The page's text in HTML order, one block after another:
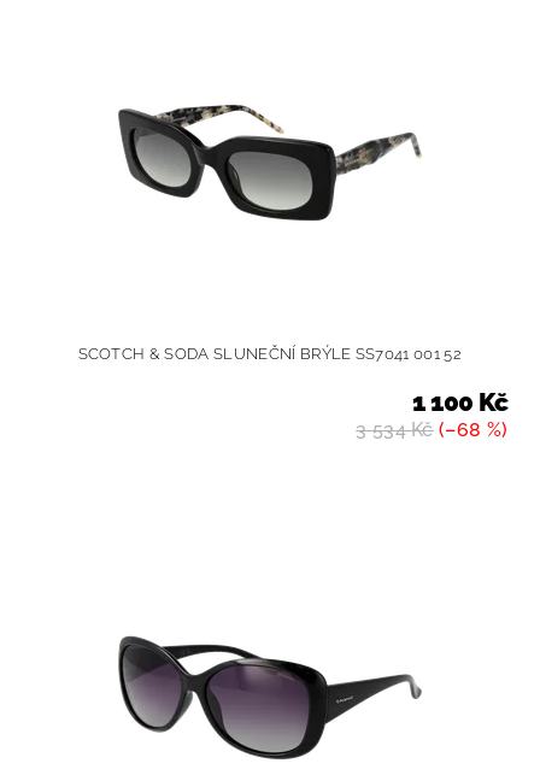
SCOTCH & SODA SLUNEČNÍ BRÝLE SS7041 001 52
3 534 Kč(–68 %)
1 100 Kč